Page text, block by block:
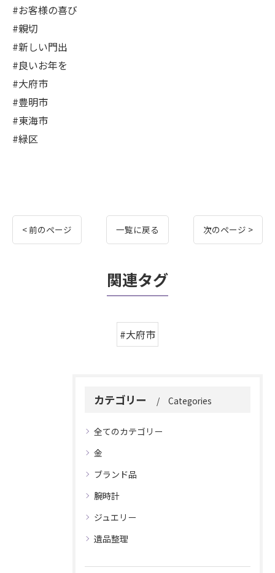
#お客様の喜び
#親切
#新しい門出
#良いお年を
#大府市
#豊明市
#東海市
#緑区
< 前のページ 一覧に戻る 次のページ >
関連タグ
#大府市
カテゴリー Categories
全てのカテゴリー
金
ブランド品
腕時計
ジュエリー
遺品整理